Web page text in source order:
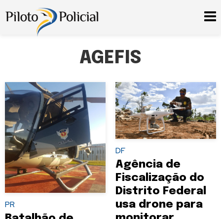
AGEFIS
PR
DF
Agência de
Fiscalização do
Distrito Federal
usa drone para